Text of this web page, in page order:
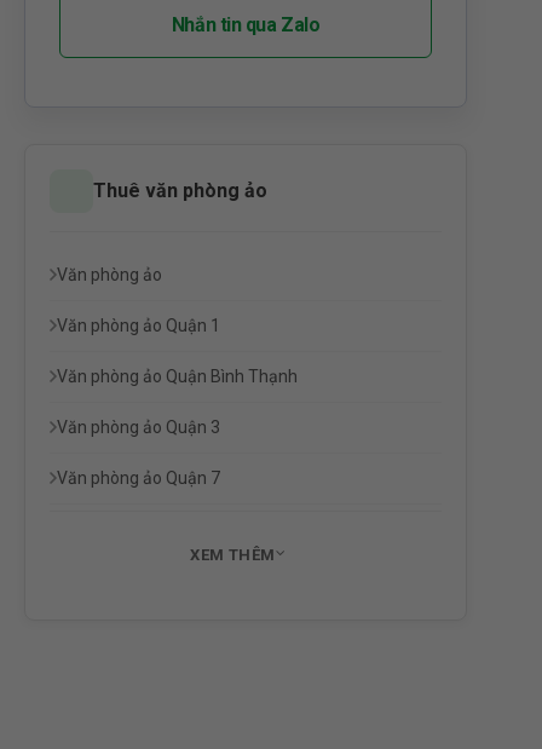
Nhắn tin qua Zalo
Thuê văn phòng ảo
Văn phòng ảo
Văn phòng ảo Quận 1
Văn phòng ảo Quận Bình Thạnh
Văn phòng ảo Quận 3
Văn phòng ảo Quận 7
XEM THÊM